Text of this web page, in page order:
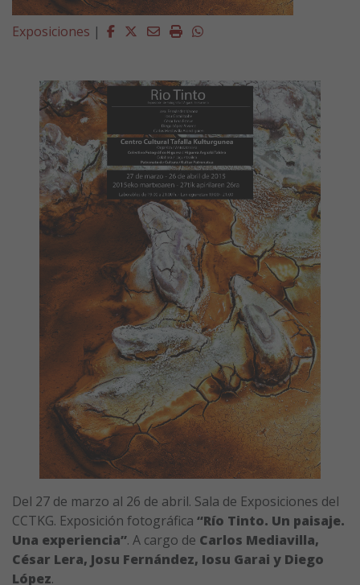
Exposiciones | Facebook
Twitter
EmailImprimirWhatsapp
Del 27 de marzo al 26 de abril. Sala de Exposiciones del
CCTKG. Exposición fotográfica “Río Tinto. Un paisaje.
Una experiencia”. A cargo de Carlos Mediavilla,
César Lera, Josu Fernández, Iosu Garai y Diego
López.